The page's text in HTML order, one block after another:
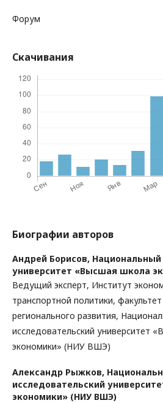
Форум
Скачивания
Биографии авторов
Андрей Борисов, Национальный
университет «Высшая школа
Ведущий эксперт, Институт
транспортной политики,
регионального развития,
исследовательский университет
экономики» (НИУ ВШЭ)
Александр Рыжков,
исследовательский
экономики» (НИУ ВШЭ)